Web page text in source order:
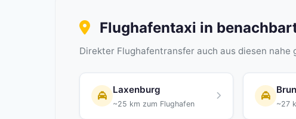
Flughafentaxi in
Direkter Flughafentransfer auch aus diesen nahe
Laxenburg
~25 km zum Flughafen ~27